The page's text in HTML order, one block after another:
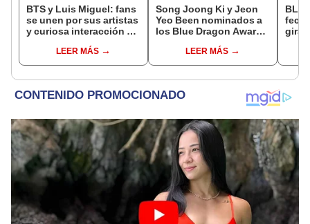
BTS y Luis Miguel: fans
se unen por sus artistas
y curiosa interacción de
LEER MÁS
Song Joong Ki y Jeon
Yeo Been nominados a
los Blue Dragon Awards
LEER MÁS
gira
Lisa,